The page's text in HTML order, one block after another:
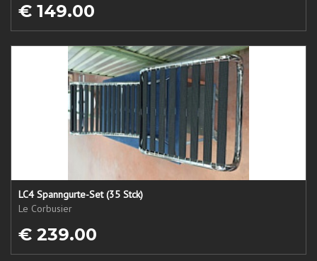
€ 149.00
LC4 Spanngurte-Set (35 Stck)
Le Corbusier
€ 239.00